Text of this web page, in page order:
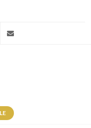
+39 345 281 0246